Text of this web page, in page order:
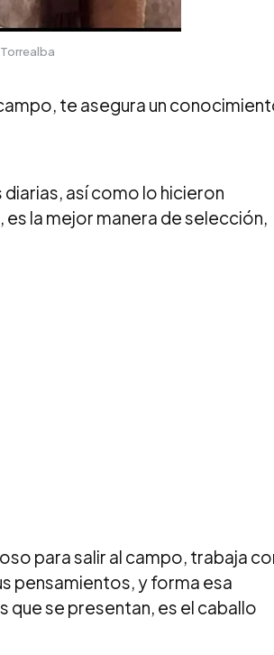
te asegura un
diarias, así como lo hicieron
la mejor manera de selección,
para salir al campo, trabaja
pensamientos, y forma esa
que se presentan, es el caballo